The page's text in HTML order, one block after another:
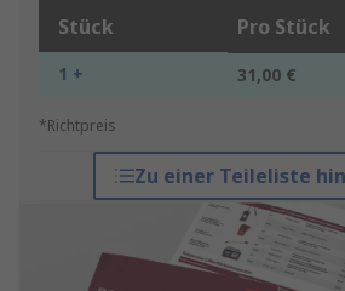
Stück Pro Stück
1 + 31,00 €
*Richtpreis
Zu einer Teileliste